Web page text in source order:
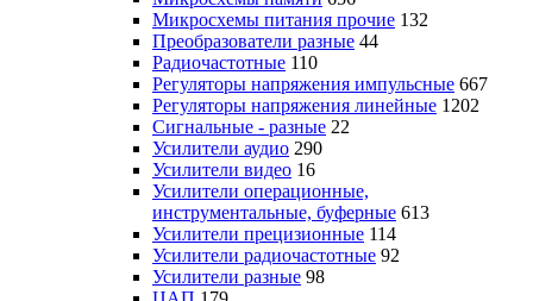
Микросхемы питания прочие 132
Преобразователи разные 44
Радиочастотные 110
Регуляторы напряжения импульсные 667
Регуляторы напряжения линейные 1202
Сигнальные - разные 22
Усилители аудио 290
Усилители видео 16
Усилители операционные,
инструментальные, буферные 613
Усилители прецизионные 114
Усилители радиочастотные 92
Усилители разные 98